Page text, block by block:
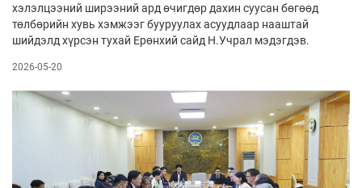
хэлэлцээний ширээний ард өчигдөр дахин суусан бөгөөд
төл­бөрийн хувь хэмжээг бууруулах асуудлаар нааштай
шийдэлд хүрсэн тухай Ерөнхий сайд Н.Учрал мэдэгдэв.
2026-05-20